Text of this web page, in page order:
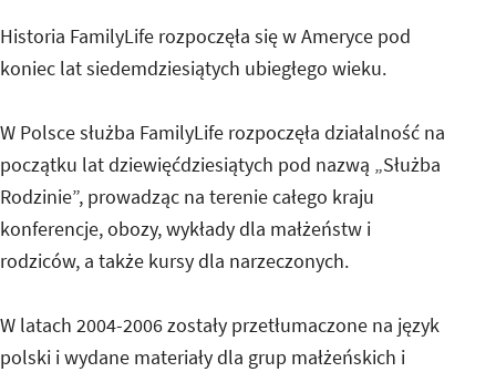
Historia FamilyLife rozpoczęła się w Ameryce pod
koniec lat siedemdziesiątych ubiegłego wieku.
W Polsce służba FamilyLife rozpoczęła działalność na
początku lat dziewięćdziesiątych pod nazwą „Służba
Rodzinie”, prowadząc na terenie całego kraju
konferencje, obozy, wykłady dla małżeństw i
rodziców, a także kursy dla narzeczonych.
W latach 2004-2006 zostały przetłumaczone na język
polski i wydane materiały dla grup małżeńskich i